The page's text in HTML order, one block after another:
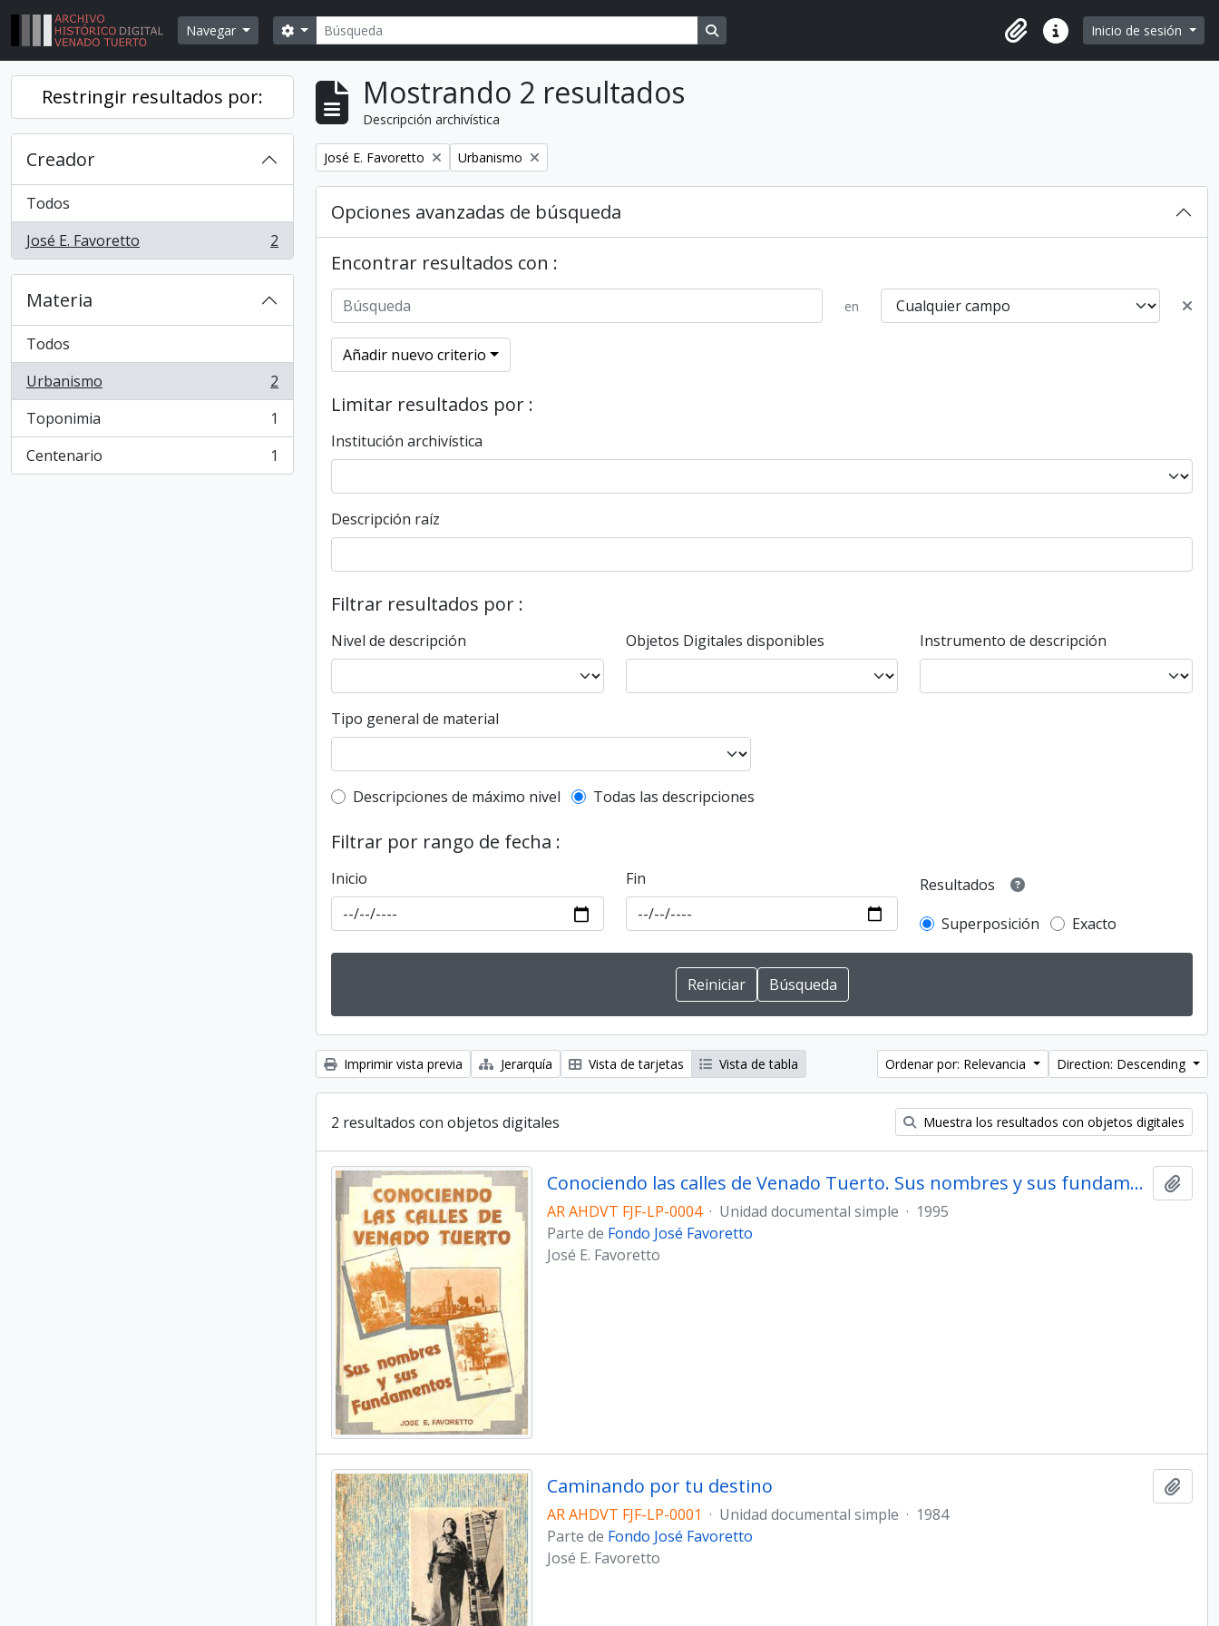
Skip to main content
Navegar
Búsqueda
Search options Search in browse page
Portapapeles
Enlaces rápidos
Inicio de sesión
Restringir resultados por:
Creador
Todos
José E. Favoretto
, 2 resultados 2
Materia
Todos
Urbanismo
, 2 resultados
2
Toponimia
, 1 resultados
1
Centenario
, 1 resultados 1
Mostrando 2 resultados
Descripción archivística
Remover filtro
José E. Favoretto Remover filtro
Urbanismo
Opciones avanzadas de búsqueda
Encontrar resultados con :
en
Añadir nuevo criterio
Limitar resultados por :
Institución archivística
Descripción raíz
Filtrar resultados por :
Nivel de descripción Objetos Digitales disponibles Instrumento de descripción
Tipo general de material
Top-level description filter
Descripciones de máximo nivel Todas las descripciones
Filtrar por rango de fecha :
Inicio Fin
Resultados
Superposición
Exacto
Imprimir vista previa Jerarquía Vista de tarjetas Vista de tabla Ordenar por: Relevancia Direction: Descending
2 resultados con objetos digitales Muestra los resultados con objetos digitales
Conociendo las calles de Venado Tuerto. Sus nombres y sus fundamentos.
AR AHDVT FJF-LP-0004 · Unidad documental simple · 1995
Parte de Fondo José Favoretto
José E. Favoretto
Caminando por tu destino
AR AHDVT FJF-LP-0001 · Unidad documental simple · 1984
Parte de Fondo José Favoretto
José E. Favoretto